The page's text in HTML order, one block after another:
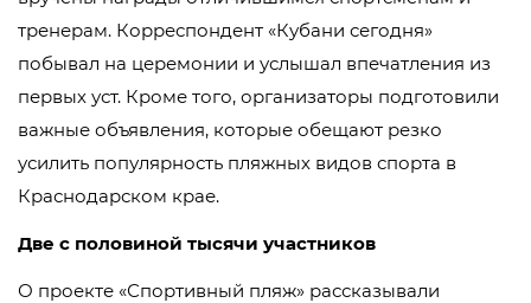
тренерам. Корреспондент «Кубани сегодня»
побывал на церемонии и услышал впечатления из
первых уст. Кроме того, организаторы подготовили
важные объявления, которые обещают резко
усилить популярность пляжных видов спорта в
Краснодарском крае.
Две с половиной тысячи участников
О проекте «Спортивный пляж» рассказывали